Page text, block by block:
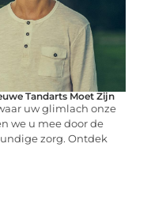
Tandarts Moet Zijn
uw glimlach onze
we u mee door de
zorg. Ontdek